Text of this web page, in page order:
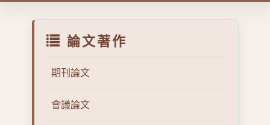
論文著作
期刊論文
會議論文